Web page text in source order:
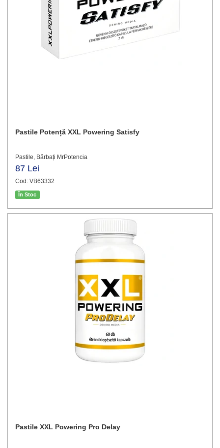
Pastile Potență XXL Powering Satisfy
Pastile, Bărbați MrPotencia
87 Lei
Cod: VB63332
În Stoc
Pastile XXL Powering Pro Delay